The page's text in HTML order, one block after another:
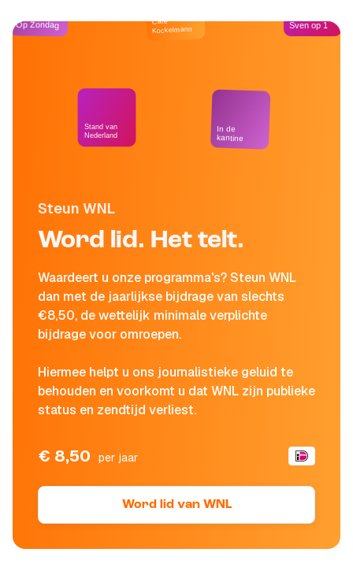
Steun WNL
Word lid. Het telt.
Waardeert u onze programma's? Steun WNL
dan met de jaarlijkse bijdrage van slechts
€8,50, de wettelijk minimale verplichte
bijdrage voor omroepen.
Hiermee helpt u ons journalistieke geluid te
behouden en voorkomt u dat WNL zijn publieke
status en zendtijd verliest.
€ 8,50 per jaar
Word lid van WNL
Op Zondag
Stand van
Nederland
Café
Kockelmann
In de
kantine
Sven op 1